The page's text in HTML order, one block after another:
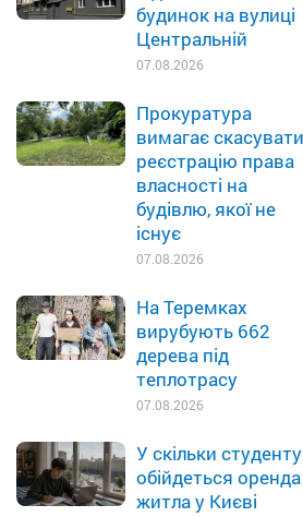
будинок на вулиці
Центральній
07.08.2026
Прокуратура
вимагає скасувати
реєстрацію права
власності на
будівлю, якої не
існує
07.08.2026
На Теремках
вирубують 662
дерева під
теплотрасу
07.08.2026
У скільки студенту
обійдеться оренда
житла у Києві